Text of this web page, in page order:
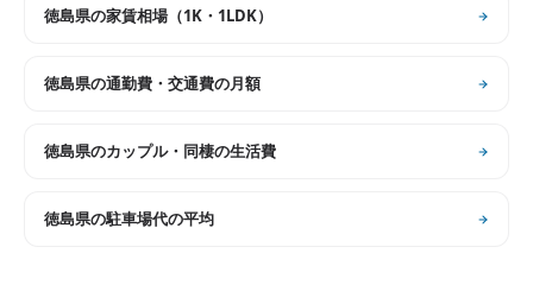
徳島県の家賃相場（1K・1LDK）
徳島県の通勤費・交通費の月額
徳島県のカップル・同棲の生活費
徳島県の駐車場代の平均